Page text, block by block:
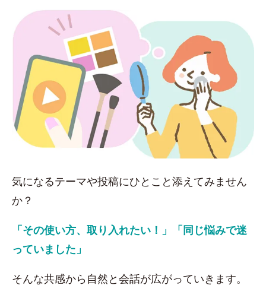
気になるテーマや投稿にひとこと添えてみません
か？
「その使い方、取り入れたい！」「同じ悩みで迷
っていました」
そんな共感から自然と会話が広がっていきます。